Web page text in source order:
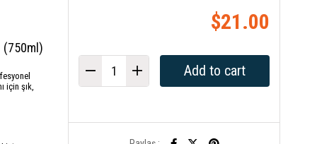
(750ml)
için şık,
$21.00